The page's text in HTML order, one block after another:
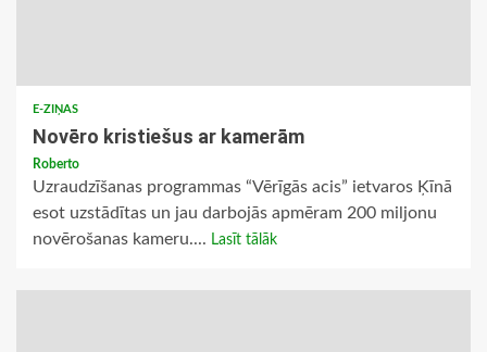
E-ZIŅAS
Novēro kristiešus ar kamerām
Roberto
Uzraudzīšanas programmas “Vērīgās acis” ietvaros Ķīnā
esot uzstādītas un jau darbojās apmēram 200 miljonu
novērošanas kameru.... Lasīt tālāk